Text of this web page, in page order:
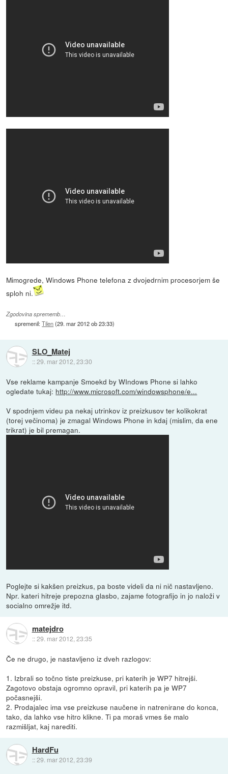
Mimogrede, Windows Phone telefona z dvojedrnim procesorjem še
sploh ni.
Zgodovina sprememb…
spremenil:Tilen(29. mar 2012 ob 23:33)
SLO_Matej
::29. mar 2012, 23:30
Vse reklame kampanje Smoekd by WIndows Phone si lahko
ogledate tukaj: http://www.microsoft.com/windowsphone/e...
V spodnjem videu pa nekaj utrinkov iz preizkusov ter kolikokrat
(torej večinoma) je zmagal Windows Phone in kdaj (mislim, da ene
trikrat) je bil premagan.
Poglejte si kakšen preizkus, pa boste videli da ni nič nastavljeno.
Npr. kateri hitreje prepozna glasbo, zajame fotografijo in jo naloži v
socialno omrežje itd.
matejdro
::29. mar 2012, 23:35
Če ne drugo, je nastavljeno iz dveh razlogov:
1. Izbrali so točno tiste preizkuse, pri katerih je WP7 hitrejši.
Zagotovo obstaja ogromno opravil, pri katerih pa je WP7
počasnejši.
2. Prodajalec ima vse preizkuse naučene in natrenirane do konca,
tako, da lahko vse hitro klikne. Ti pa moraš vmes še malo
razmišljat, kaj narediti.
HardFu
::29. mar 2012, 23:39